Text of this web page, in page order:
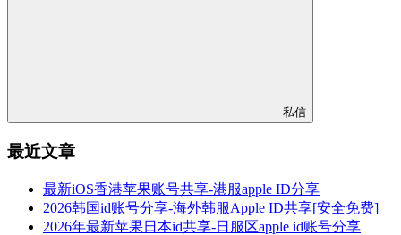
私信
最近文章
最新iOS香港苹果账号共享-港服apple ID分享
2026韩国id账号分享-海外韩服Apple ID共享[安全免费]
2026年最新苹果日本id共享-日服区apple id账号分享